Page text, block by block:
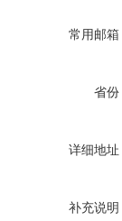
常用邮箱
省份
详细地址
补充说明